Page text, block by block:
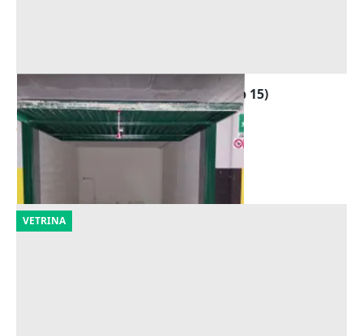
Asta Garage al piano interrato (sub 15)
(Forlì-Cesena)
Offerta minima
6.218 €
VETRINA